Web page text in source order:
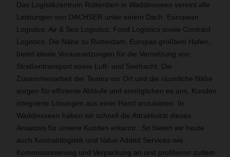
Das Logistikzentrum Rotterdam in Waddinxveen vereint alle
Leistungen von DACHSER unter einem Dach: European
Logistics, Air & Sea Logistics, Food Logistics sowie Contract
Logistics. Die Nähe zu Rotterdam, Europas größtem Hafen,
bietet ideale Voraussetzungen für die Vernetzung von
Straßentransport sowie Luft- und Seefracht. Die
Zusammenarbeit der Teams vor Ort und die räumliche Nähe
sorgen für effiziente Abläufe und ermöglichen es uns, Kunden
integrierte Lösungen aus einer Hand anzubieten. In
Waddinxveen haben wir schnell die Attraktivität dieses
Ansatzes für unsere Kunden erkannt : So bieten wir heute
auch Kontraktlogistik und Value Added Services wie
Kommissionierung und Verpackung an und profitieren zudem